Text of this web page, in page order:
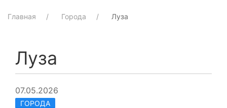
Главная Города Луза
Луза
07.05.2026
ГОРОДА